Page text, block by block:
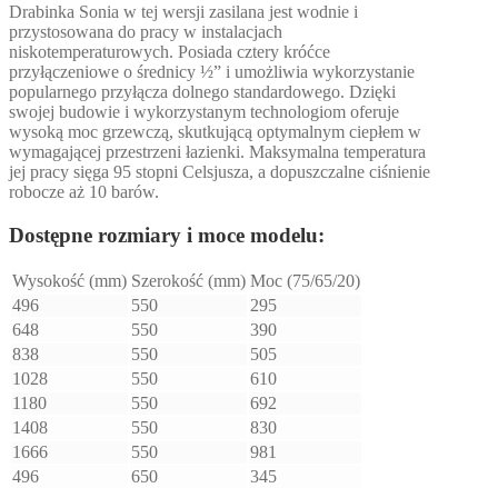
Drabinka Sonia w tej wersji zasilana jest wodnie i
przystosowana do pracy w instalacjach
niskotemperaturowych. Posiada cztery króćce
przyłączeniowe o średnicy ½” i umożliwia wykorzystanie
popularnego przyłącza dolnego standardowego. Dzięki
swojej budowie i wykorzystanym technologiom oferuje
wysoką moc grzewczą, skutkującą optymalnym ciepłem w
wymagającej przestrzeni łazienki. Maksymalna temperatura
jej pracy sięga 95 stopni Celsjusza, a dopuszczalne ciśnienie
robocze aż 10 barów.
Dostępne rozmiary i moce modelu:
Wysokość (mm) Szerokość (mm) Moc (75/65/20)
496
550
295
648
550
390
838
550
505
1028
550
610
1180
550
692
1408
550
830
1666
550
981
496
650
345